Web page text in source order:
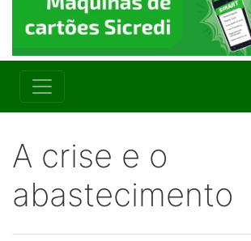
A crise e o
abastecimento